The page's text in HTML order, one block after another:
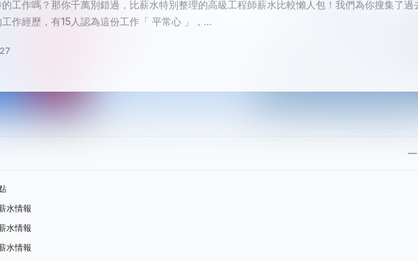
工作嗎？那你千萬別錯過，比薪水特別整理的高級工程師薪水比較懶人包！我們為你搜集了
作經歷，有15人認為這份工作「 平常心 」，...
水情報
水情報
水情報